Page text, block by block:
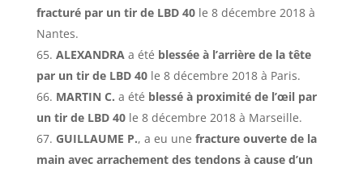
fracturé par un tir de LBD 40le 8 décembre 2018 à
Nantes.
ALEXANDRAa été blessée à l’arrière de la tête
par un tir de LBD 40le 8 décembre 2018 à Paris.
MARTIN C. a été blessé à proximité de l’œil par
un tir de LBD 40le 8 décembre 2018 à Marseille.
GUILLAUME P., a eu une fracture ouverte de la
main avec arrachement des tendons à cause d’un